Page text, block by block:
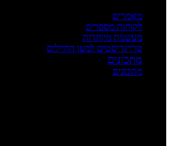
מאמרים
לקוחות מספרים
מעשנות מיוחדות
טרייגריסטים למען החיילים
מתכונים
מתכונים